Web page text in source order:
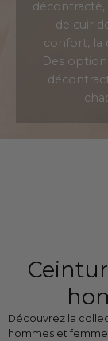
de cuir
confort, la
Des
Découvrez la
hommes et